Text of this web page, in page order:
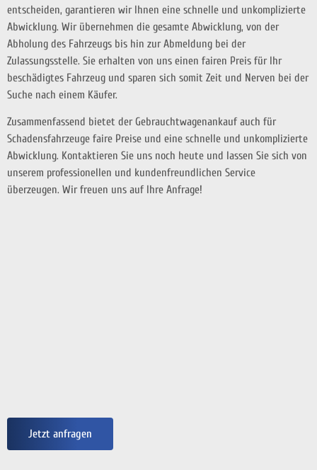
entscheiden, garantieren wir Ihnen eine schnelle und unkomplizierte
Abwicklung. Wir übernehmen die gesamte Abwicklung, von der
Abholung des Fahrzeugs bis hin zur Abmeldung bei der
Zulassungsstelle. Sie erhalten von uns einen fairen Preis für Ihr
beschädigtes Fahrzeug und sparen sich somit Zeit und Nerven bei der
Suche nach einem Käufer.
Zusammenfassend bietet der Gebrauchtwagenankauf auch für
Schadensfahrzeuge faire Preise und eine schnelle und unkomplizierte
Abwicklung. Kontaktieren Sie uns noch heute und lassen Sie sich von
unserem professionellen und kundenfreundlichen Service
überzeugen. Wir freuen uns auf Ihre Anfrage!
Jetzt anfragen